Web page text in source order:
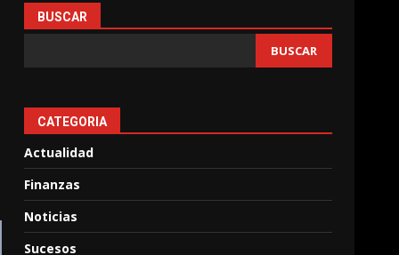
BUSCAR
BUSCAR
CATEGORIA
Actualidad
Finanzas
Noticias
Sucesos